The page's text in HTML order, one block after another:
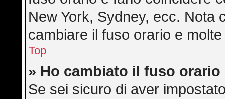
New York, Sydney, ecc. Nota
cambiare il fuso orario e
Top
» Ho cambiato il fuso orario
Se sei sicuro di aver